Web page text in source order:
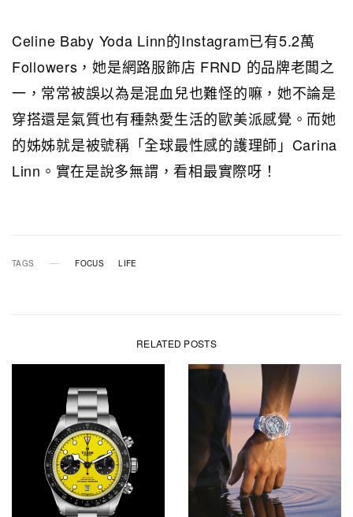
Celine Baby Yoda Linn的Instagram已有5.2萬
Followers，她是網路服飾店 FRND 的品牌老闆之
一，常常被誤以為是混血兒也難怪的嘛，她不論是
穿搭還是氣質也有種熱愛生活的歐美派感覺。而她
的姊姊就是被號稱「全球最性感的護理師」Carina
Linn。實在是說多無謂，看相最實際呀！
TAGS FOCUS LIFE
RELATED POSTS